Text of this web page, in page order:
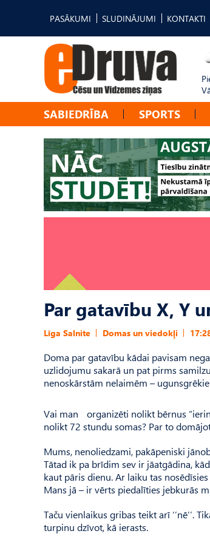
PASĀKUMI SLUDINĀJUMI KONTAKTI
SABIEDRĪBA SPORTS
Par gatavību X, Y
Līga Salnite Domas un viedokļi
Doma par gatavību kādai pavisam
uzlidojumu sakarā un pat pirms
nenoskārstām nelaimēm –
Vai man organizēti nolikt bērnus
nolikt 72 stundu somas? Par to
Mums, nenoliedzami, pakāpeniski
Tātad ik pa brīdim sev ir jāatgādina,
kaut pāris dienu. Ar laiku tas
Mans jā – ir vērts piedalīties jebkurās
Taču vienlaikus gribas teikt arī ‘’nē’’.
turpinu dzīvot, kā ierasts.